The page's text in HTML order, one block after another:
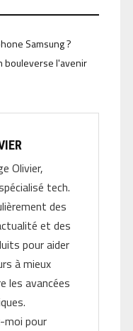
Samsung ?
bouleverse l'avenir
Olivier,
tech.
des
et des
pour aider
à mieux
les avancées
moi pour